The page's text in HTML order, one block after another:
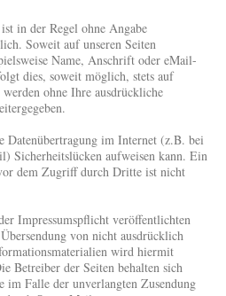
in der Regel ohne Angabe
Soweit auf unseren Seiten
Name, Anschrift oder eMail-
dies, soweit möglich, stets auf
ohne Ihre ausdrückliche
Datenübertragung im Internet (z.B. bei
Sicherheitslücken aufweisen kann. Ein
dem Zugriff durch Dritte ist nicht
Impressumspflicht veröffentlichten
von nicht ausdrücklich
wird hiermit
Betreiber der Seiten behalten sich
im Falle der unverlangten Zusendung